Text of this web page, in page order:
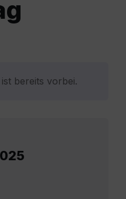
bereits vorbei.